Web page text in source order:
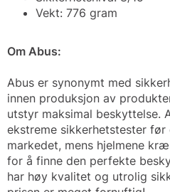
Vekt: 776 gram
Om Abus:
Abus er synonymt med
innen produksjon av
utstyr maksimal beskyttelse.
ekstreme sikkerhetstester før
markedet, mens hjelmene
for å finne den perfekte
har høy kvalitet og utrolig